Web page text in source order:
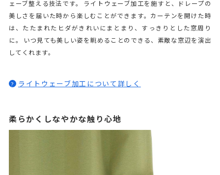
ェーブ整える技法です。 ライトウェーブ加工を施すと、ドレープの
美しさを届いた時から楽しむことができます。カーテンを開けた時
は、たたまれたヒダがきれいにまとまり、すっきりとした窓周り
に。 いつ見ても美しい姿を眺めることのできる、素敵な窓辺を演出
してくれます。
? ライトウェーブ加工について詳しく
柔らかくしなやかな触り心地